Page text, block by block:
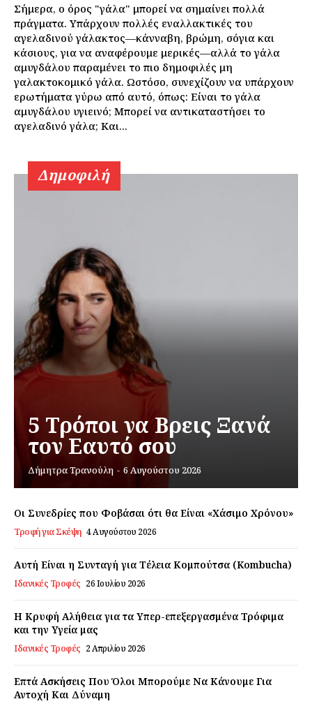
Εγγραφείτε τώρα!
Daily Food
Σχετικά με εμάς
Αποποίηση Ευθυνών
Ο λογαριασμός μου
Επικοινωνία
Σήμερα, ο όρος "γάλα" μπορεί να σημαίνει πολλά
πράγματα. Υπάρχουν πολλές εναλλακτικές του
αγελαδινού γάλακτος—κάνναβη, βρώμη, σόγια και
κάσιους, για να αναφέρουμε μερικές—αλλά το γάλα
αμυγδάλου παραμένει το πιο δημοφιλές μη
γαλακτοκομικό γάλα. Ωστόσο, συνεχίζουν να υπάρχουν
ερωτήματα γύρω από αυτό, όπως: Είναι το γάλα
αμυγδάλου υγιεινό; Μπορεί να αντικαταστήσει το
αγελαδινό γάλα; Και...
Δημοφιλή
5 Τρόποι να Βρεις Ξανά
τον Εαυτό σου
Δήμητρα Τρανούλη - 6 Αυγούστου 2026
Οι Συνεδρίες που Φοβάσαι ότι θα Είναι «Χάσιμο Χρόνου»
Τροφή για Σκέψη 4 Αυγούστου 2026
Αυτή Είναι η Συνταγή για Τέλεια Κομπούτσα (Kombucha)
Ιδανικές Τροφές 26 Ιουλίου 2026
Η Κρυφή Αλήθεια για τα Υπερ-επεξεργασμένα Τρόφιμα
και την Υγεία μας
Ιδανικές Τροφές 2 Απριλίου 2026
Επτά Ασκήσεις Που Όλοι Μπορούμε Να Κάνουμε Για
Αντοχή Και Δύναμη